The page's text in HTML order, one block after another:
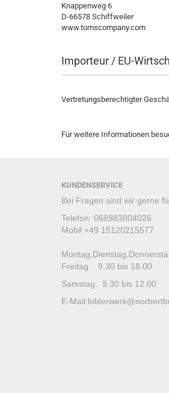
Knappenweg 6
D-66578 Schiffweiler
www.tomscompany.com
Importeur / EU-
Vertretungsberechtigter
Für weitere Informationen
KUNDENSERVICE
Bei Fragen sind wir gerne
Telefon: 068983804026
Mobil +49 15120215577
Freitag 9.30 bis 18.00
Samstag: 9.30 bis 12.00
E-Mail: